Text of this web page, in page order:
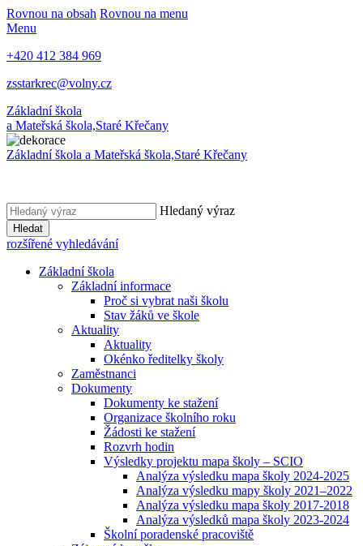
Rovnou na obsah Rovnou na menu
Menu
+420 412 384 969
zsstarkrec@volny.cz
Základní škola
a Mateřská škola,Staré Křečany
Základní škola a Mateřská škola,Staré Křečany
Hledaný výraz
Hledat
rozšířené vyhledávání
Základní škola
Základní informace
Proč si vybrat naši školu
Stav žáků ve škole
Aktuality
Aktuality
Okénko ředitelky školy
Zaměstnanci
Dokumenty
Dokumenty ke stažení
Organizace školního roku
Žádosti ke stažení
Rozvrh hodin
Výsledky projektu mapa školy – SCIO
Analýza výsledku mapa školy 2024-2025
Analýza výsledku mapy školy 2021–2022
Analýza výsledku mapa školy 2017-2018
Analýza výsledků mapa školy 2023-2024
Školní poradenské pracoviště